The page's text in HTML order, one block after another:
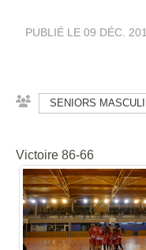
PUBLIÉ LE 09 DÉC.
SENIORS
Victoire 86-66